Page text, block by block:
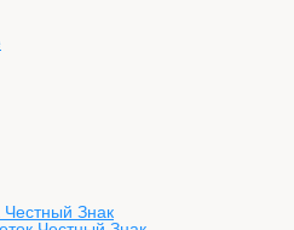
Знак